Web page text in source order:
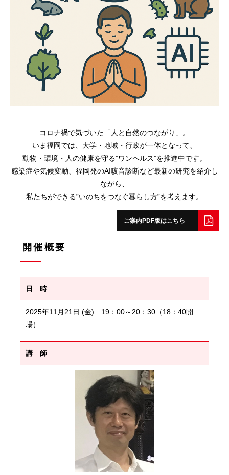
コロナ禍で気づいた「人と自然のつながり」。
いま福岡では、大学・地域・行政が一体となって、
動物・環境・人の健康を守る”ワンヘルス”を推進中です。
感染症や気候変動、福岡発のAI咳音診断など最新の研究を紹介し
ながら、
私たちができる”いのちをつなぐ暮らし方”を考えます。
ご案内PDF版はこちら
開催概要
日 時
2025年11月21日 (金) 19：00～20：30（18：40開
場）
講 師